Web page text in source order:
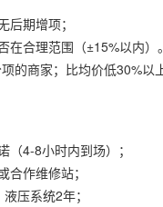
期增项；
合理范围（±15%以内）。
的商家；比均价低30%以
（4-8小时内到场）；
作维修站；
压系统2年；